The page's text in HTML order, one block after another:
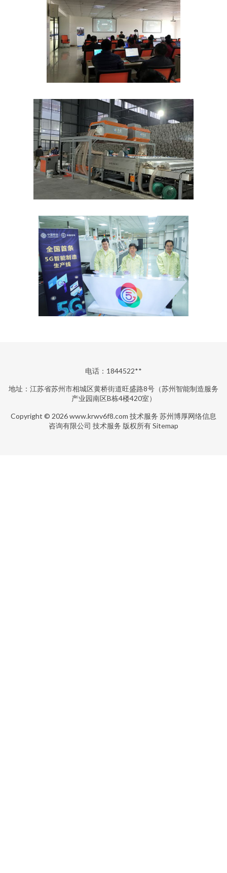
电话：1844522**
地址：江苏省苏州市相城区黄桥街道旺盛路8号（苏州智能制造服务
产业园南区B栋4楼420室）
Copyright © 2026www.krwv6f8.com 技术服务 苏州博厚网络信息
咨询有限公司 技术服务 版权所有Sitemap